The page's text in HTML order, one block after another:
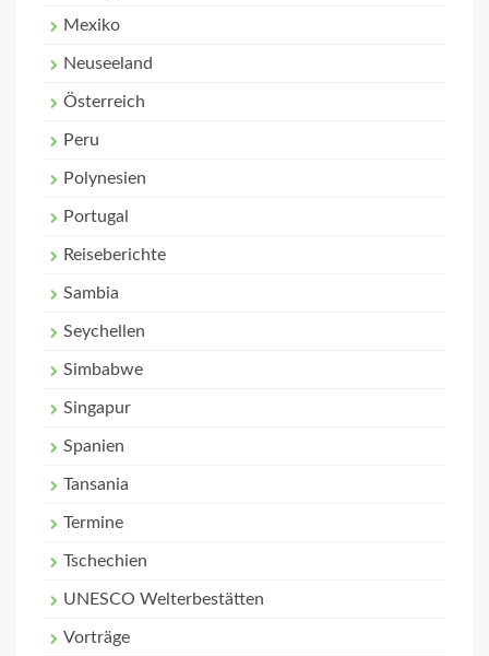
Mexiko
Neuseeland
Österreich
Peru
Polynesien
Portugal
Reiseberichte
Sambia
Seychellen
Simbabwe
Singapur
Spanien
Tansania
Termine
Tschechien
UNESCO Welterbestätten
Vorträge